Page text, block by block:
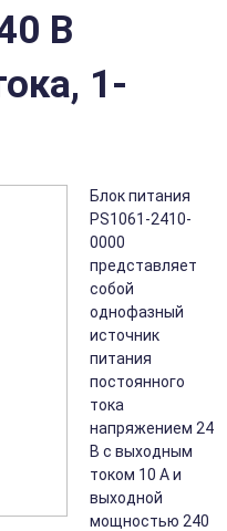
В
1-
Блок питания
PS1061-2410-
0000
представляет
собой
однофазный
источник
питания
постоянного
тока
напряжением 24
В с выходным
током 10 А и
выходной
мощностью 240